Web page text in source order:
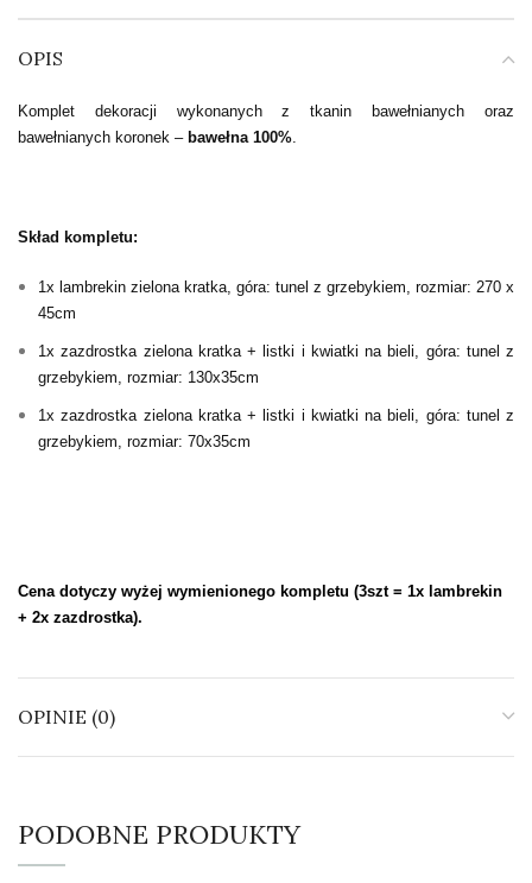
OPIS
Komplet dekoracji wykonanych z tkanin bawełnianych oraz
bawełnianych koronek – bawełna 100%.
Skład kompletu:
1x lambrekin zielona kratka, góra: tunel z grzebykiem, rozmiar: 270 x
45cm
1x zazdrostka zielona kratka + listki i kwiatki na bieli, góra: tunel z
grzebykiem, rozmiar: 130x35cm
1x zazdrostka zielona kratka + listki i kwiatki na bieli, góra: tunel z
grzebykiem, rozmiar: 70x35cm
Cena dotyczy wyżej wymienionego kompletu (3szt = 1x lambrekin
+ 2x zazdrostka).
OPINIE (0)
PODOBNE PRODUKTY